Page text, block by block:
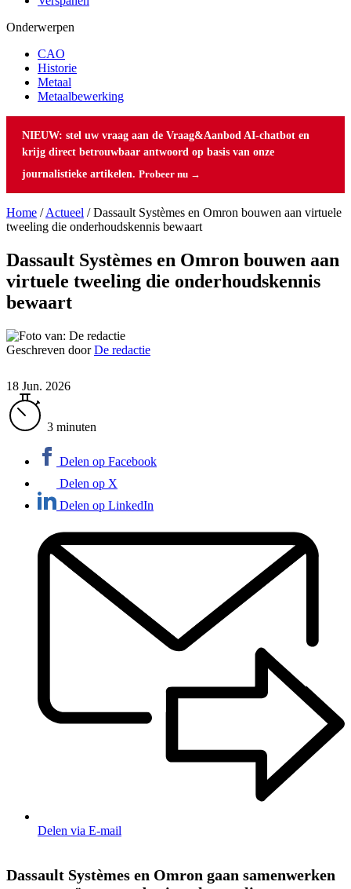
Onderwerpen
CAO
Historie
Metaal
Metaalbewerking
NIEUW: stel uw vraag aan de Vraag&Aanbod AI-chatbot en
krijg direct betrouwbaar antwoord op basis van onze
journalistieke artikelen. Probeer nu →
Home /Actueel /Dassault Systèmes en Omron bouwen aan virtuele
tweeling die onderhoudskennis bewaart
Dassault Systèmes en Omron bouwen aan
virtuele tweeling die onderhoudskennis
bewaart
Geschreven doorDe redactie
18 Jun. 2026
3 minuten
Delen op Facebook
Delen op X
Delen op LinkedIn
Delen via E-mail
Dassault Systèmes en Omron gaan samenwerken